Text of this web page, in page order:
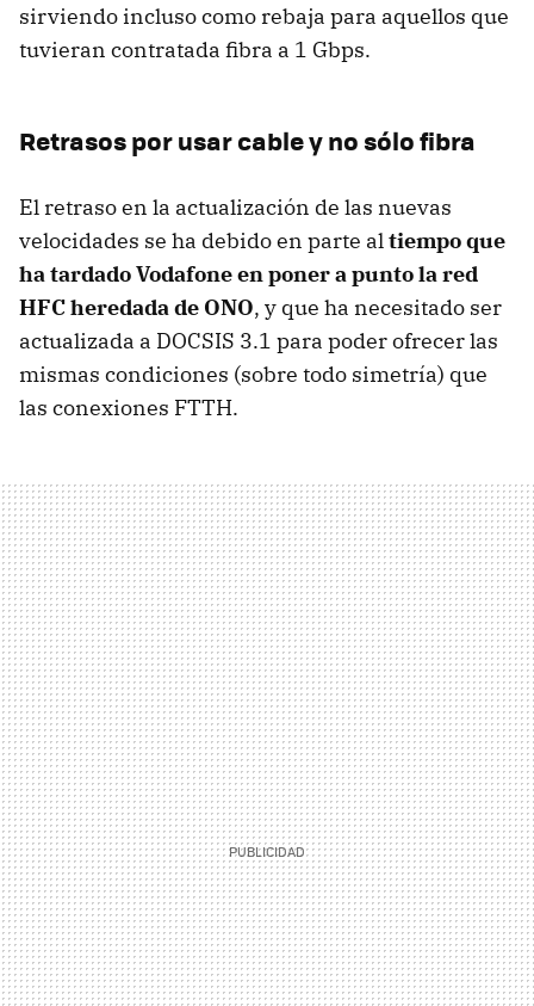
sirviendo incluso como rebaja para aquellos que
tuvieran contratada fibra a 1 Gbps.
Retrasos por usar cable y no sólo fibra
El retraso en la actualización de las nuevas
velocidades se ha debido en parte altiempo que
ha tardado Vodafone en poner a punto la red
HFC heredada de ONO, y que ha necesitado ser
actualizada a DOCSIS 3.1 para poder ofrecer las
mismas condiciones (sobre todo simetría) que
las conexiones FTTH.